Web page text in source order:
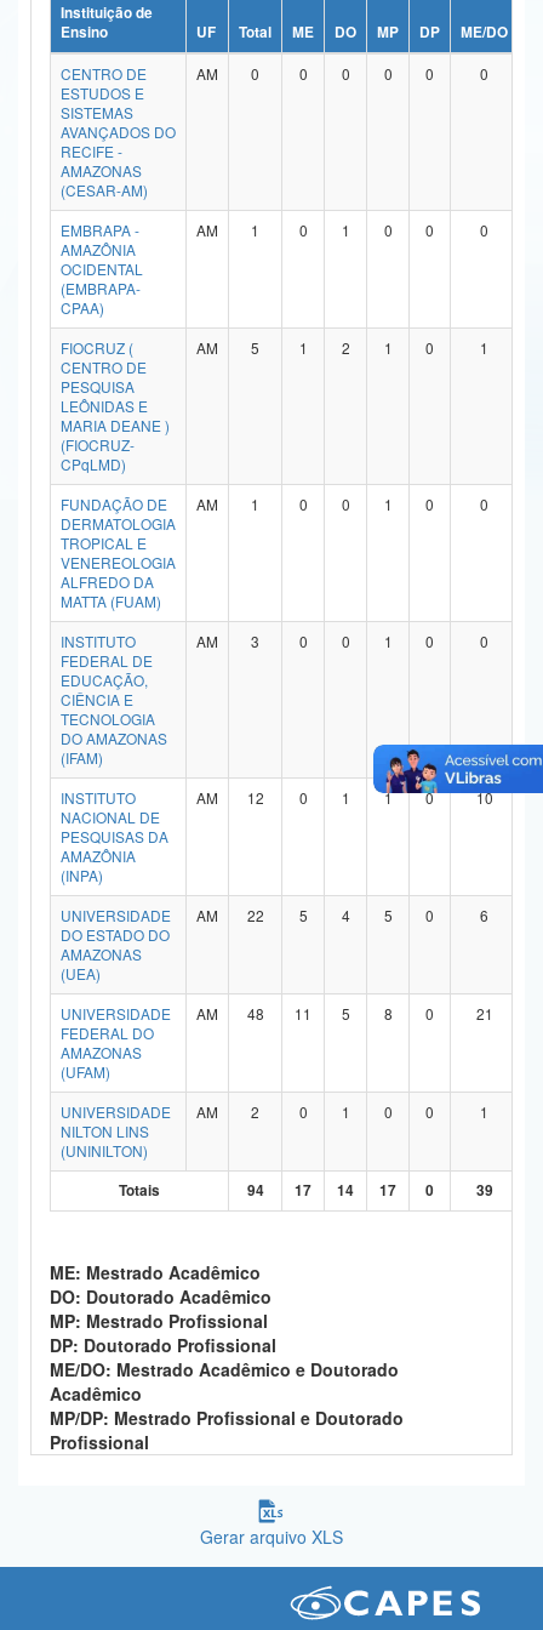
Ministério da Ciência, Tecnologia, Inovações e Comunicações
Ministério do Meio Ambiente
Ministério do Turismo
Ministério do Desenvolvimento Regional
Controladoria-Geral da União
Ministério da Mulher, da Família e dos Direitos Humanos
Secretaria-Geral
Secretaria de Governo
Gabinete de Segurança Institucional
Advocacia-Geral da União
Banco Central do Brasil
Instituição de
Ensino
UF Total ME DO MP DP ME/DO
CENTRO DE
ESTUDOS E
SISTEMAS
AVANÇADOS DO
RECIFE -
AMAZONAS
(CESAR-AM)
AM 0 0 0 0 0 0
EMBRAPA -
AMAZÔNIA
OCIDENTAL
(EMBRAPA-
CPAA)
AM 1 0 1 0 0 0
FIOCRUZ (
CENTRO DE
PESQUISA
LEÔNIDAS E
MARIA DEANE )
(FIOCRUZ-
CPqLMD)
AM 5 1 2 1 0 1
FUNDAÇÃO DE
DERMATOLOGIA
TROPICAL E
VENEREOLOGIA
ALFREDO DA
MATTA (FUAM)
AM 1 0 0 1 0 0
INSTITUTO
FEDERAL DE
EDUCAÇÃO,
CIÊNCIA E
TECNOLOGIA
DO AMAZONAS
(IFAM)
AM 3 0 0 1 0 0
INSTITUTO
NACIONAL DE
PESQUISAS DA
AMAZÔNIA
(INPA)
AM 12 0 1 1 0 10
UNIVERSIDADE
DO ESTADO DO
AMAZONAS
(UEA)
AM 22 5 4 5 0 6
UNIVERSIDADE
FEDERAL DO
AMAZONAS
(UFAM)
AM 48 11 5 8 0 21
UNIVERSIDADE
NILTON LINS
(UNINILTON)
AM 2 0 1 0 0 1
Totais 94 17 14 17 0 39
ME: Mestrado Acadêmico
DO: Doutorado Acadêmico
MP: Mestrado Profissional
DP: Doutorado Profissional
ME/DO: Mestrado Acadêmico e Doutorado
Acadêmico
MP/DP: Mestrado Profissional e Doutorado
Profissional
Gerar arquivo XLS